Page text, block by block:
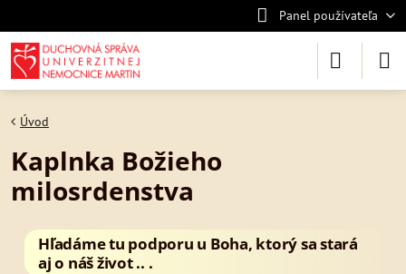
Panel používateľa
Úvod
Kaplnka Božieho
milosrdenstva
Hľadáme tu podporu u Boha, ktorý sa stará
aj o náš život .. .